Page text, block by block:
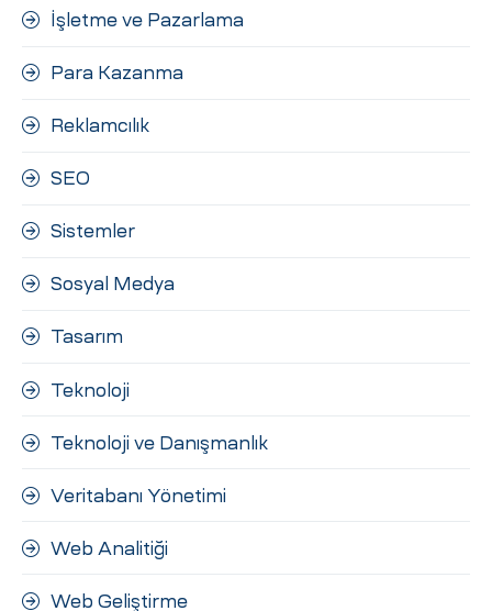
İşletme ve Pazarlama
Para Kazanma
Reklamcılık
SEO
Sistemler
Sosyal Medya
Tasarım
Teknoloji
Teknoloji ve Danışmanlık
Veritabanı Yönetimi
Web Analitiği
Web Geliştirme